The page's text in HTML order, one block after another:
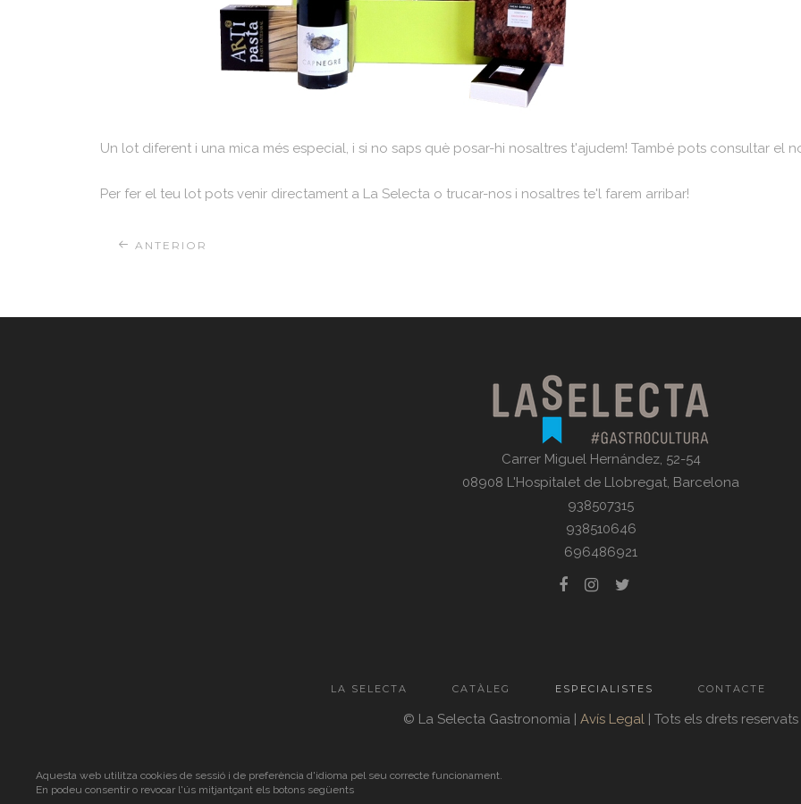
Un lot diferent i una mica més especial, i si no saps què posar-hi nosaltres t'ajudem! També pots consultar el
Per fer el teu lot pots venir directament a La Selecta o trucar-nos i nosaltres te'l farem arribar!
ANTERIOR
Carrer Miguel Hernández, 52-54
08908 L'Hospitalet de Llobregat, Barcelona
938507315
938510646
696486921
LA SELECTA CATÀLEG ESPECIALISTES CONTACTE
© La Selecta Gastronomia | Avís Legal | Tots els drets reservats
Aquesta web utilitza cookies de sessió i de preferència d'idioma pel seu correcte funcionament.
En podeu consentir o revocar l'ús mitjantçant els botons següents